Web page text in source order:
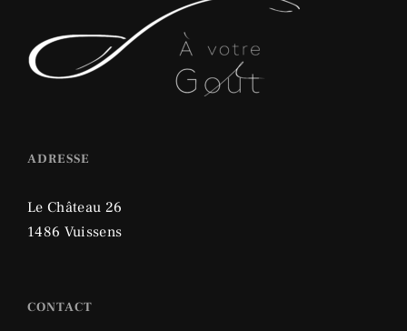
ADRESSE
Le Château 26
1486 Vuissens
CONTACT